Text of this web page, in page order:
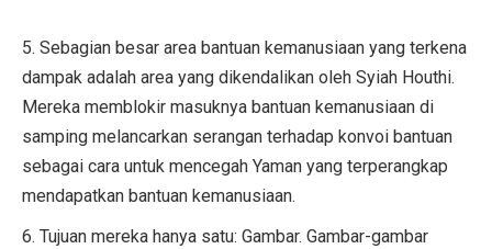
5. Sebagian besar area bantuan kemanusiaan yang terkena
dampak adalah area yang dikendalikan oleh Syiah Houthi.
Mereka memblokir masuknya bantuan kemanusiaan di
samping melancarkan serangan terhadap konvoi bantuan
sebagai cara untuk mencegah Yaman yang terperangkap
mendapatkan bantuan kemanusiaan.
6. Tujuan mereka hanya satu: Gambar. Gambar-gambar